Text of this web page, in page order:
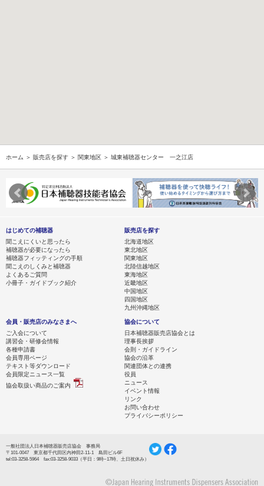
ホーム ＞ 販売店を探す ＞ 関東地区 ＞ 城東補聴器センター 一之江店
はじめての補聴器
聞こえにくいと思ったら
補聴器が必要になったら
補聴器フィッティングの手順
聞こえのしくみと補聴器
よくあるご質問
小冊子・ガイドブック紹介
販売店を探す
北海道地区
東北地区
関東地区
北陸信越地区
東海地区
近畿地区
中国地区
四国地区
九州沖縄地区
会員・販売店のみなさまへ
ご入会について
講習会・研修会情報
各種申請書
会員専用ページ
テキスト等ダウンロード
会員限定ニュース一覧
協会取扱い商品のご案内
協会について
日本補聴器販売店協会とは
理事長挨拶
会則・ガイドライン
協会の沿革
関連団体との連携
役員
ニュース
イベント情報
リンク
お問い合わせ
プライバシーポリシー
一般社団法人日本補聴器販売店協会 事務局
〒101-0047 東京都千代田区内神田2-11-1 島田ビル6F
tel:03-3258-5964 fax:03-3258-9033（平日：9時~17時、土日祝休み）